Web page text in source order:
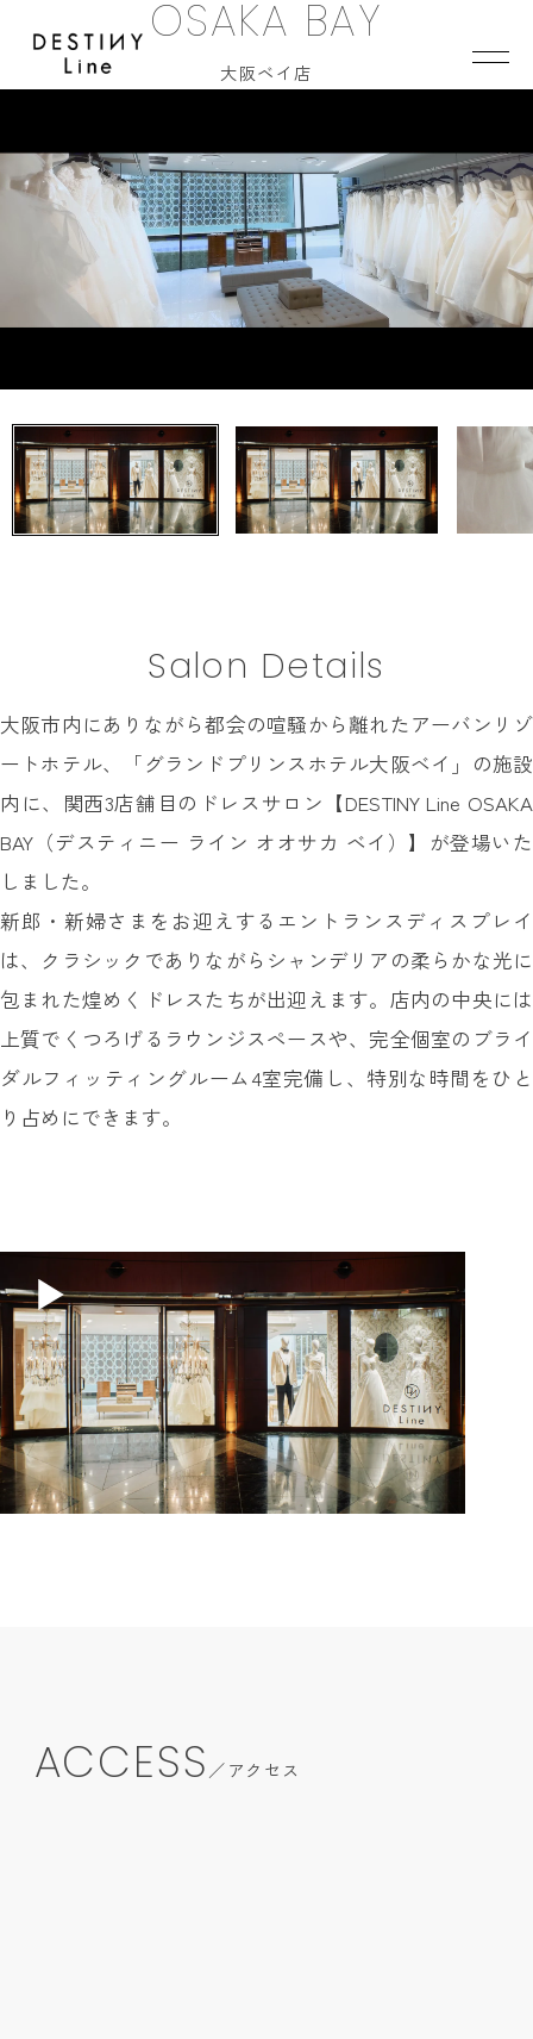
TOP
CONCEPT
COLLECTION
COLOR DRESS
TUXEDO
BRAND
VERA WANG HAUTE
ALL BRAND
RANKING
SHOP
INFORMATION MY LIST
REQUEST
RESERVATION
OSAKA BAY
大阪ベイ店
Salon Details
大阪市内にありながら都会の喧騒から離れたアーバンリゾ
ートホテル、「グランドプリンスホテル大阪ベイ」の施設
内に、関西3店舗目のドレスサロン【DESTINY Line OSAKA
BAY（デスティニー ライン オオサカ ベイ）】が登場いた
しました。
新郎・新婦さまをお迎えするエントランスディスプレイ
は、クラシックでありながらシャンデリアの柔らかな光に
包まれた煌めくドレスたちが出迎えます。店内の中央には
上質でくつろげるラウンジスペースや、完全個室のブライ
ダルフィッティングルーム4室完備し、特別な時間をひと
り占めにできます。
ACCESS アクセス